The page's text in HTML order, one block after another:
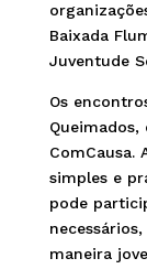
Baixada
Juventude
Os
ComCausa.
simples e
pode
maneira